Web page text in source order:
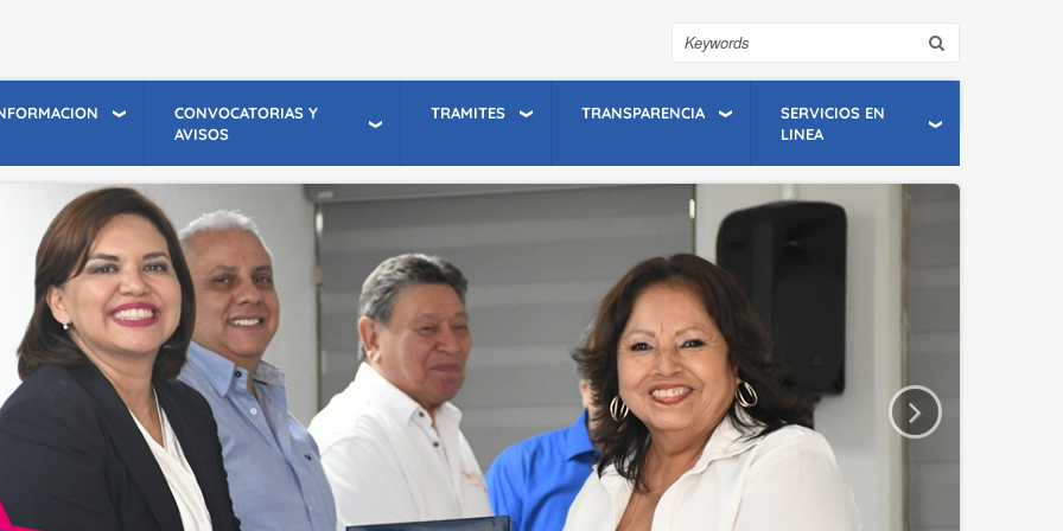
Search
CONVOCATORIAS Y
AVISOS
TRAMITES TRANSPARENCIA
SERVICIOS EN
LINEA